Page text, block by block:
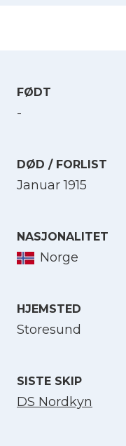
FØDT
-
DØD / FORLIST
Januar 1915
NASJONALITET
Norge
HJEMSTED
Storesund
SISTE SKIP
DS Nordkyn